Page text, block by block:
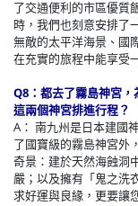
了交通便利的市區優質
時，我們也刻意安排了
無敵的太平洋海景、國
在充實的旅程中能享受
Q8：都去了霧島神宮，
這兩個神宮排進行程？
A： 南九州是日本建國
了國寶級的霧島神宮外
奇景：建於天然海蝕洞
嚴；以及擁有「鬼之洗
求好運與良緣，更要讓